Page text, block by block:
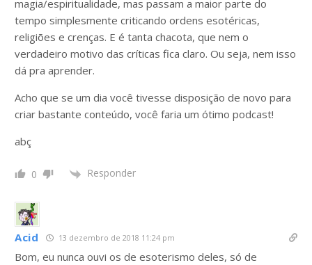
magia/espiritualidade, mas passam a maior parte do
tempo simplesmente criticando ordens esotéricas,
religiões e crenças. E é tanta chacota, que nem o
verdadeiro motivo das críticas fica claro. Ou seja, nem isso
dá pra aprender.
Acho que se um dia você tivesse disposição de novo para
criar bastante conteúdo, você faria um ótimo podcast!
abç
0 Responder
Acid 13 dezembro de 2018 11:24 pm
Bom, eu nunca ouvi os de esoterismo deles, só de